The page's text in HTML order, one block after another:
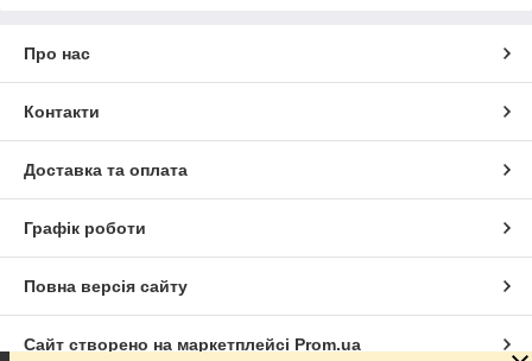
Про нас
Контакти
Доставка та оплата
Графік роботи
Повна версія сайту
Сайт створено на маркетплейсі Prom.ua